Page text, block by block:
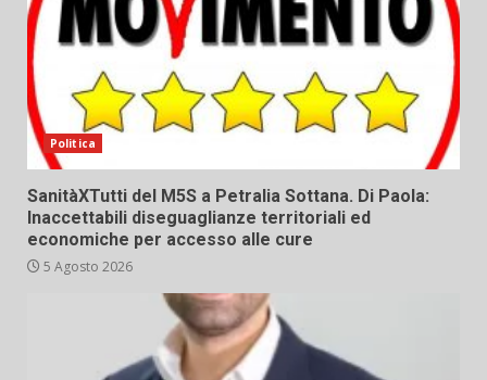
Politica
SanitàXTutti del M5S a Petralia Sottana. Di Paola:
Inaccettabili diseguaglianze territoriali ed
economiche per accesso alle cure
5 Agosto 2026